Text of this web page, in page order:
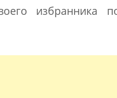
избранника